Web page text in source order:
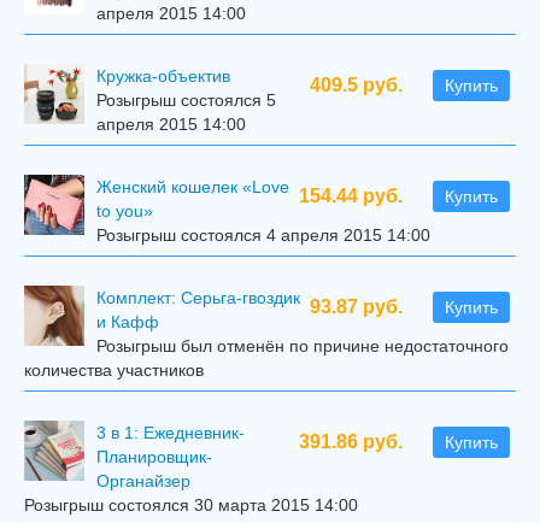
апреля 2015 14:00
409.5 руб. Купить
Кружка-объектив
Розыгрыш состоялся 5
апреля 2015 14:00
154.44 руб. Купить
Женский кошелек «Love
to you»
Розыгрыш состоялся 4 апреля 2015 14:00
93.87 руб. Купить
Комплект: Серьга-гвоздик
и Кафф
Розыгрыш был отменён по причине недостаточного
количества участников
391.86 руб. Купить
3 в 1: Ежедневник-
Планировщик-
Органайзер
Розыгрыш состоялся 30 марта 2015 14:00